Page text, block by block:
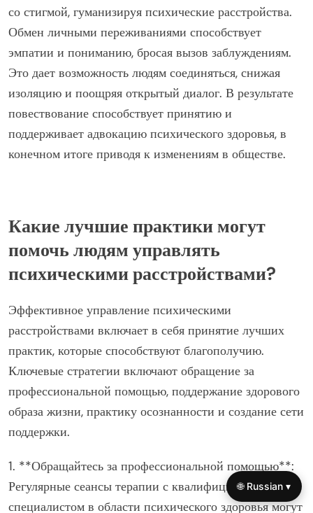
чувствовать себя более уверенно, обращаясь за
помощью, что имеет решающее значение для
эффективного лечения. Исследования показывают,
что сообщества, участвующие в программах
повышения осведомлённости, сообщают о более
низких уровнях стигмы и улучшении результатов
психического здоровья. Подчеркивая личные истории
и опыты, кампании могут создать связи, которые
Какую роль играет личное повествование в
борьбе со стигмой?
Личное повествование играет важную роль в борьбе
Обмен личными переживаниями способствует
эмпатии и пониманию, бросая вызов заблуждениям.
Это дает возможность людям соединяться, снижая
изоляцию и поощряя открытый диалог. В результате
повествование способствует принятию и
поддерживает адвокацию психического здоровья, в
конечном итоге приводя к изменениям в обществе.
🌐 Russian ▾